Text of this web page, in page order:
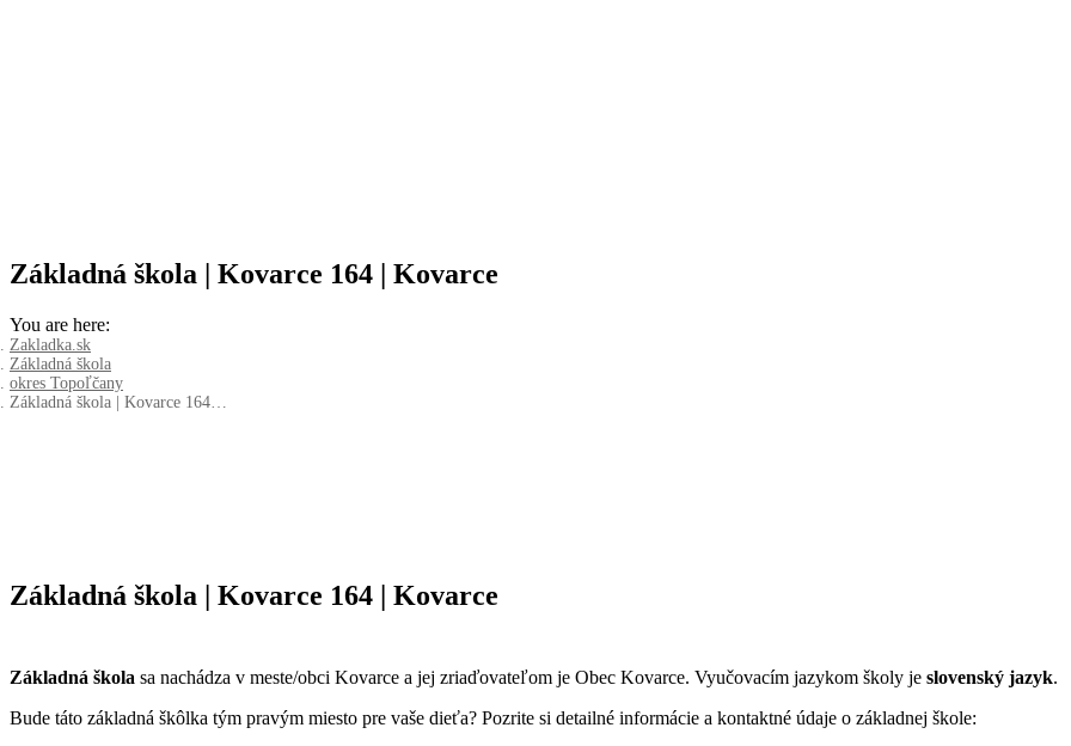
Základná škola | Kovarce 164 | Kovarce
You are here:
Zakladka.sk
Základná škola
okres Topoľčany
Základná škola | Kovarce 164…
Základná škola | Kovarce 164 | Kovarce
Základná škola sa nachádza v meste/obci Kovarce a jej zriaďovateľom je Obec Kovarce. Vyučovacím jazykom školy je slovenský jazyk.
Bude táto základná škôlka tým pravým miesto pre vaše dieťa? Pozrite si detailné informácie a kontaktné údaje o základnej škole: